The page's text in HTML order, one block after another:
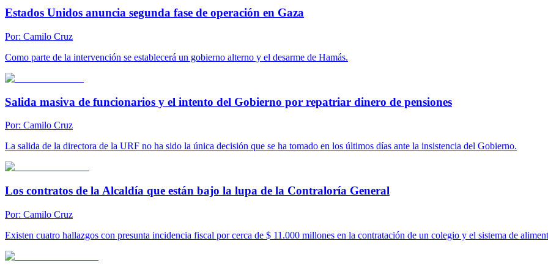
Estados Unidos anuncia segunda fase de operación en Gaza
Por: Camilo Cruz
Como parte de la intervención se establecerá un gobierno alterno y el desarme de Hamás.
Salida masiva de funcionarios y el intento del Gobierno por repatriar dinero de pensiones
Por: Camilo Cruz
La salida de la directora de la URF no ha sido la única decisión que se ha tomado en los últimos días ante la insistencia del Gobierno.
Los contratos de la Alcaldía que están bajo la lupa de la Contraloría General
Por: Camilo Cruz
Existen cuatro hallazgos con presunta incidencia fiscal por cerca de $ 11.000 millones en la contratación de un colegio y el sistema de